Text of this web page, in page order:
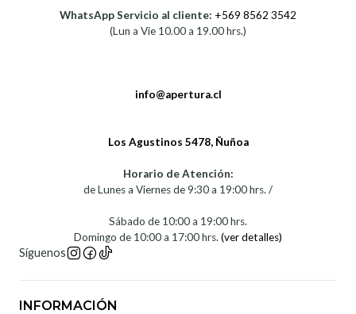
WhatsApp Servicio al cliente: +569 8562 3542
(Lun a Vie 10.00 a 19.00 hrs.)
info@apertura.cl
Los Agustinos 5478, Ñuñoa
Horario de Atención:
de Lunes a Viernes de 9:30 a 19:00 hrs. /
Sábado de 10:00 a 19:00 hrs.
Domingo de 10:00 a 17:00 hrs. (ver detalles)
Síguenos
INFORMACIÓN